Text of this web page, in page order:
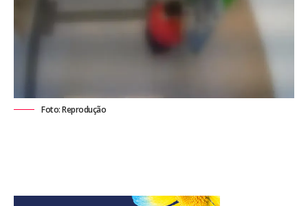
Foto: Reprodução